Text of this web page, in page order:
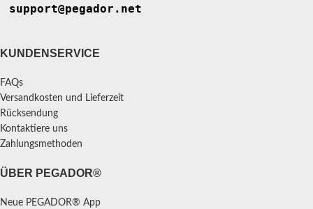
support@pegador.net
KUNDENSERVICE
FAQs
Versandkosten und Lieferzeit
Rücksendung
Kontaktiere uns
Zahlungsmethoden
ÜBER PEGADOR®
Neue PEGADOR® App